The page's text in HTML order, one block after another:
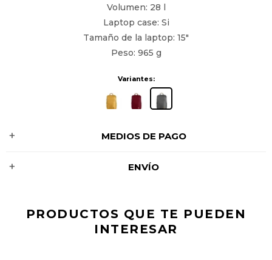
Volumen: 28 l
Laptop case: Si
Tamaño de la laptop: 15"
Peso: 965 g
Variantes:
MEDIOS DE PAGO
ENVÍO
PRODUCTOS QUE TE PUEDEN
INTERESAR